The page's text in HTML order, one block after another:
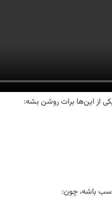
از این‌ها برات روشن بشه:
باشه، چون: